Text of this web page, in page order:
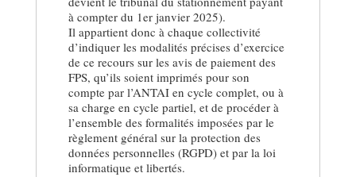
à compter du 1er janvier 2025).
Il appartient donc à chaque collectivité
d’indiquer les modalités précises d’exercice
de ce recours sur les avis de paiement des
FPS, qu’ils soient imprimés pour son
compte par l’ANTAI en cycle complet, ou à
sa charge en cycle partiel, et de procéder à
l’ensemble des formalités imposées par le
règlement général sur la protection des
données personnelles (RGPD) et par la loi
informatique et libertés.